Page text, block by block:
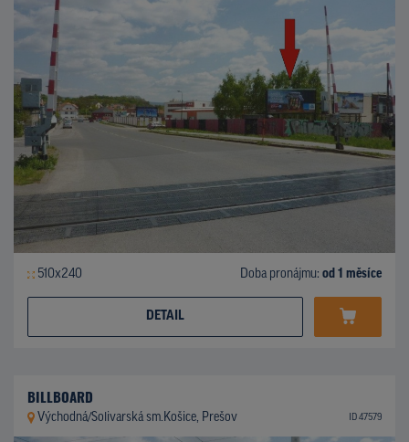
510x240 Doba pronájmu: od 1 měsíce
DETAIL
BILLBOARD
Východná/Solivarská sm.Košice, Prešov ID 47579